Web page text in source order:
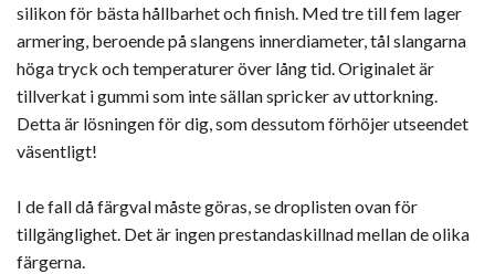
silikon för bästa hållbarhet och finish. Med tre till fem lager
armering, beroende på slangens innerdiameter, tål slangarna
höga tryck och temperaturer över lång tid. Originalet är
tillverkat i gummi som inte sällan spricker av uttorkning.
Detta är lösningen för dig, som dessutom förhöjer utseendet
väsentligt!
I de fall då färgval måste göras, se droplisten ovan för
tillgänglighet. Det är ingen prestandaskillnad mellan de olika
färgerna.